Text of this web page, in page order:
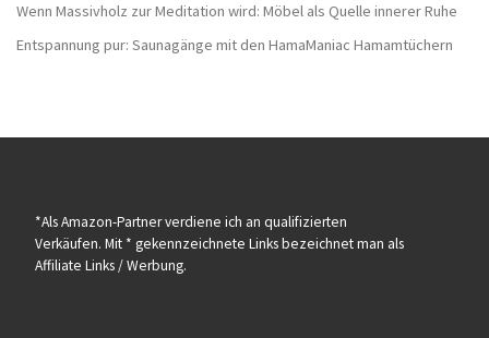
Wenn Massivholz zur Meditation wird: Möbel als Quelle innerer Ruhe
Entspannung pur: Saunagänge mit den HamaManiac Hamamtüchern
*Als Amazon-Partner verdiene ich an qualifizierten
Verkäufen. Mit * gekennzeichnete Links bezeichnet man als
Affiliate Links / Werbung.